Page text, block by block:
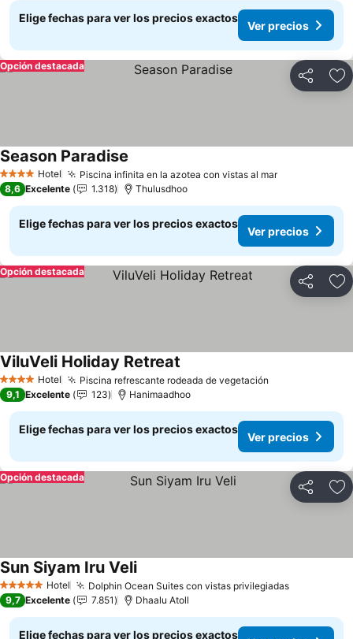
Elige fechas para ver los precios exactos
Ver precios
Compartir
Opción destacada
4 EstrellasHotel Piscina infinita en la azotea con vistas al mar
Season Paradise
8,6 Excelente 1.318 Thulusdhoo
Elige fechas para ver los precios exactos
Ver precios
Compartir
Opción destacada
4 EstrellasHotel Piscina refrescante rodeada de vegetación
ViluVeli Holiday Retreat
9,1 Excelente 123 Hanimaadhoo
Elige fechas para ver los precios exactos
Ver precios
Compartir
Opción destacada
5 Estrellas Hotel Dolphin Ocean Suites con vistas privilegiadas
Sun Siyam Iru Veli
9,7 Excelente 7.851 Dhaalu Atoll
Elige fechas para ver los precios exactos